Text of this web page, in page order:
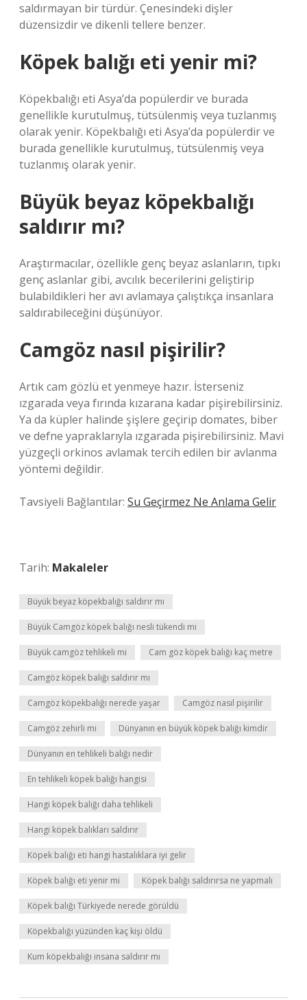
saldırmayan bir türdür. Çenesindeki dişler
düzensizdir ve dikenli tellere benzer.
Köpek balığı eti yenir mi?
Köpekbalığı eti Asya’da popülerdir ve burada
genellikle kurutulmuş, tütsülenmiş veya tuzlanmış
olarak yenir. Köpekbalığı eti Asya’da popülerdir ve
burada genellikle kurutulmuş, tütsülenmiş veya
tuzlanmış olarak yenir.
Büyük beyaz köpekbalığı
saldırır mı?
Araştırmacılar, özellikle genç beyaz aslanların, tıpkı
genç aslanlar gibi, avcılık becerilerini geliştirip
bulabildikleri her avı avlamaya çalıştıkça insanlara
saldırabileceğini düşünüyor.
Camgöz nasıl pişirilir?
Artık cam gözlü et yenmeye hazır. İsterseniz
ızgarada veya fırında kızarana kadar pişirebilirsiniz.
Ya da küpler halinde şişlere geçirip domates, biber
ve defne yapraklarıyla ızgarada pişirebilirsiniz. Mavi
yüzgeçli orkinos avlamak tercih edilen bir avlanma
yöntemi değildir.
Tavsiyeli Bağlantılar: Su Geçirmez Ne Anlama Gelir
Tarih: Makaleler
Büyük beyaz köpekbalığı saldırır mı
Büyük Camgöz köpek balığı nesli tükendi mi
Büyük camgöz tehlikeli mi Cam göz köpek balığı kaç metre
Camgöz köpek balığı saldırır mı
Camgöz köpekbalığı nerede yaşar Camgöz nasıl pişirilir
Camgöz zehirli mi Dünyanın en büyük köpek balığı kimdir
Dünyanın en tehlikeli balığı nedir
En tehlikeli köpek balığı hangisi
Hangi köpek balığı daha tehlikeli
Hangi köpek balıkları saldırır
Köpek balığı eti hangi hastalıklara iyi gelir
Köpek balığı eti yenir mi Köpek balığı saldırırsa ne yapmalı
Köpek balığı Türkiyede nerede görüldü
Köpekbalığı yüzünden kaç kişi öldü
Kum köpekbalığı insana saldırır mı